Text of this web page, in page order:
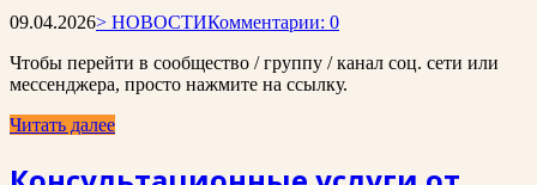
09.04.2026> НОВОСТИКомментарии: 0
Чтобы перейти в сообщество / группу / канал соц. сети или
мессенджера, просто нажмите на ссылку.
Читать далее